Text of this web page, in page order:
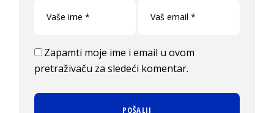
Zapamti moje ime i email u ovom
pretraživaču za sledeći komentar.